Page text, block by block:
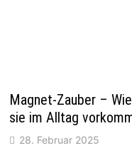
Magnet-Zauber –
sie im Alltag
28. Februar 2025